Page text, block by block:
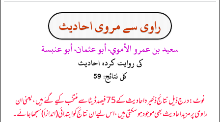
راوی سے مروی احادیث
سعيد بن عمرو الأموي، أبو عثمان، أبو عنبسة
کی روایت کردہ احادیث
کل نتائج: 59
نوٹ: درج ذیل نتائج ذخیرہ احادیث کے 75 فیصد ڈیٹا سے منتخب کیے گئے ہیں، یعنی ان
راوی پر مزید احادیث بھی موجود ہو سکتی ہیں، اس لیے ان نتائج کو ابتدائی (اندازاً) سمجھا جائے۔